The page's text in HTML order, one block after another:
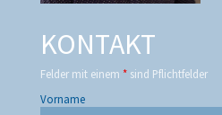
KONTAKT
Felder mit einem *sind Pflichtfelder
Vorname